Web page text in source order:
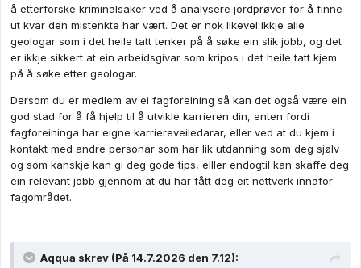
å etterforske kriminalsaker ved å analysere jordprøver for å finne
ut kvar den mistenkte har vært. Det er nok likevel ikkje alle
geologar som i det heile tatt tenker på å søke ein slik jobb, og det
er ikkje sikkert at ein arbeidsgivar som kripos i det heile tatt kjem
på å søke etter geologar.
Dersom du er medlem av ei fagforeining så kan det også være ein
god stad for å få hjelp til å utvikle karrieren din, enten fordi
fagforeininga har eigne karriereveiledarar, eller ved at du kjem i
kontakt med andre personar som har lik utdanning som deg sjølv
og som kanskje kan gi deg gode tips, elller endogtil kan skaffe deg
ein relevant jobb gjennom at du har fått deg eit nettverk innafor
fagområdet.
Aqqua skrev (På 14.7.2026 den 7.12):